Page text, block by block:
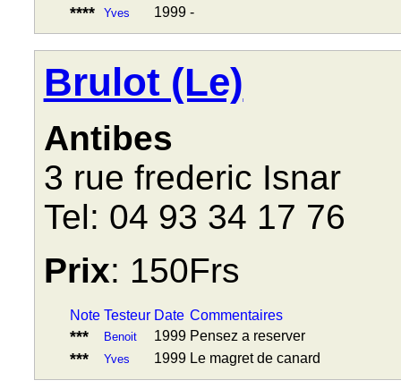
**** Yves 1999 -
Brulot (Le)
Antibes
3 rue frederic Isnar
Tel: 04 93 34 17 76
Prix: 150Frs
Note Testeur Date Commentaires
*** Benoit 1999 Pensez a reserver
*** Yves 1999 Le magret de canard